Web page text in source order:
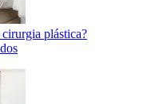
plástica?